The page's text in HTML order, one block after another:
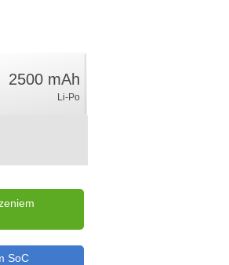
2500 mAh
Li-Po
SoC